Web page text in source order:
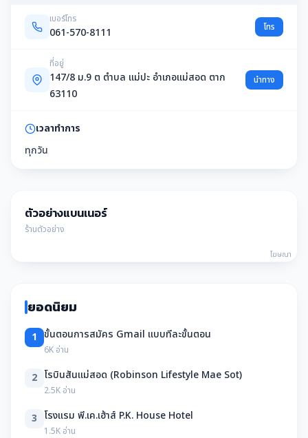
เบอร์โทร
061-570-8111 โทร
ที่อยู่
147/8 ม.9 ต ตำบล แม่ปะ อำเภอแม่สอด ตาก
63110
นำทาง
เวลาทำการ
ทุกวัน
ตัวอย่างแบนเนอร์
ร้านตัวอย่าง
โฆษณา
ยอดนิยม
1 ขั้นตอนการสมัคร Gmail แบบทีละขั้นตอน
6K อ่าน
2 โรบินสันแม่สอด (Robinson Lifestyle Mae Sot)
2.5K อ่าน
3 โรงแรม พี.เค.เฮ้าส์ P.K. House Hotel
1.5K อ่าน